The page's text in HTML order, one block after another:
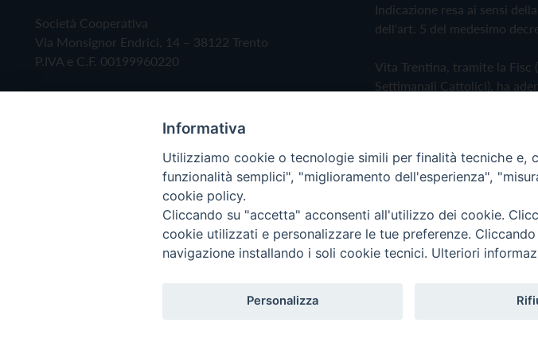
Società Cooperativa
Via Monsignor Endrici, 14 – 38122 Trento
P.IVA e C.F. 00199960220
Indicazione resa ai sensi
dell'art. 5 del medesimo
Vita Trentina, tramite la Fisc
Settimanali Cattolici), ha
Privacy Policy Cookie
Copyright © 2019 - Tutti i diritti riservati - Vita Trentina Editrice
Informativa
Utilizziamo cookie o tecnologie simili per finalità tecniche e,
funzionalità semplici", "miglioramento dell'esperienza",
cookie policy.
Cliccando su "accetta" acconsenti all'utilizzo dei cookie.
cookie utilizzati e personalizzare le tue preferenze.
navigazione installando i soli cookie tecnici. Ulteriori
Personalizza